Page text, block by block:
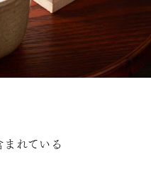
れている